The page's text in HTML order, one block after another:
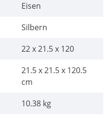
Eisen
Silbern
22 x 21.5 x 120
21.5 x 21.5 x 120.5
cm
10.38 kg